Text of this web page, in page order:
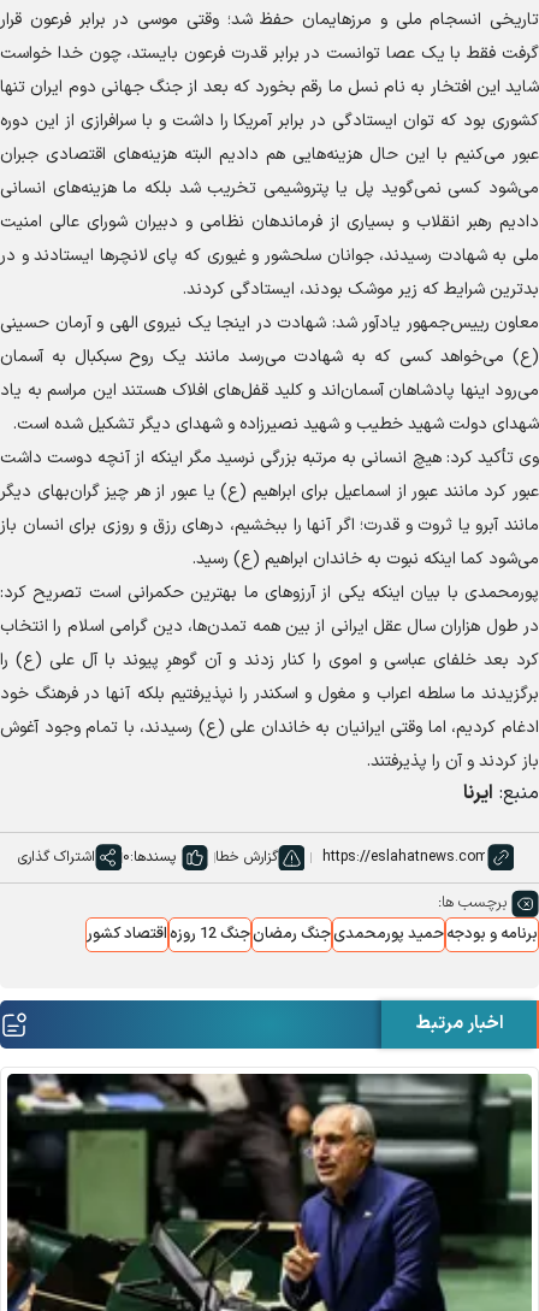
تاریخی انسجام ملی و مرزهایمان حفظ شد؛ وقتی موسی در برابر فرعون قرار
گرفت فقط با یک عصا توانست در برابر قدرت فرعون بایستد، چون خدا خواست
شاید این افتخار به نام نسل ما رقم بخورد که بعد از جنگ جهانی دوم ایران تنها
کشوری بود که توان ایستادگی در برابر آمریکا را داشت و با سرافرازی از این دوره
عبور می‌کنیم با این حال هزینه‌هایی هم دادیم البته هزینه‌های اقتصادی جبران
می‌شود کسی نمی‌گوید پل یا پتروشیمی تخریب شد بلکه ما هزینه‌های انسانی
دادیم رهبر انقلاب و بسیاری از فرماندهان نظامی و دبیران شورای عالی امنیت
ملی به شهادت رسیدند، جوانان سلحشور و غیوری که پای لانچر‌ها ایستادند و در
بدترین شرایط که زیر موشک بودند، ایستادگی کردند.
معاون رییس‌جمهور یادآور شد: شهادت در اینجا یک نیروی الهی و آرمان حسینی
(ع) می‌خواهد کسی که به شهادت می‌رسد مانند یک روح سبکبال به آسمان
می‌رود اینها پادشاهان آسمان‌اند و کلید قفل‌های افلاک هستند این مراسم به یاد
شهدای دولت شهید خطیب و شهید نصیرزاده و شهدای دیگر تشکیل شده است.
وی تأکید کرد: هیچ انسانی به مرتبه بزرگی نرسید مگر اینکه از آنچه دوست داشت
عبور کرد مانند عبور از اسماعیل برای ابراهیم (ع) یا عبور از هر چیز گران‌بهای دیگر
مانند آبرو یا ثروت و قدرت؛ اگر آنها را ببخشیم، در‌های رزق و روزی برای انسان باز
می‌شود کما اینکه نبوت به خاندان ابراهیم (ع) رسید.
پورمحمدی با بیان اینکه یکی از آرزو‌های ما بهترین حکمرانی است تصریح کرد:
در طول هزاران سال عقل ایرانی از بین همه تمدن‌ها، دین گرامی اسلام را انتخاب
کرد بعد خلفای عباسی و اموی را کنار زدند و آن گوهرِ پیوند با آل علی (ع) را
برگزیدند ما سلطه اعراب و مغول و اسکندر را نپذیرفتیم بلکه آنها در فرهنگ خود
ادغام کردیم، اما وقتی ایرانیان به خاندان علی (ع) رسیدند، با تمام وجود آغوش
باز کردند و آن را پذیرفتند.
منبع: ایرنا
گزارش خطا پسندها:0 اشتراک گذاری
برچسب ها:
برنامه و بودجهحمید پورمحمدیجنگ رمضانجنگ 12 روزه اقتصاد کشور
اخبار مرتبط